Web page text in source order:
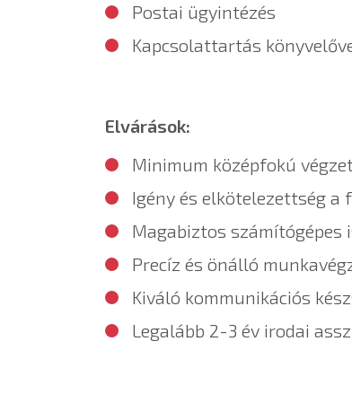
Postai ügyintézés
Kapcsolattartás
Elvárások:
Minimum középfokú
Igény és elkötelezettség
Magabiztos számítógépes
Precíz és önálló
Kiváló kommunikációs
Legalább 2-3 év irodai